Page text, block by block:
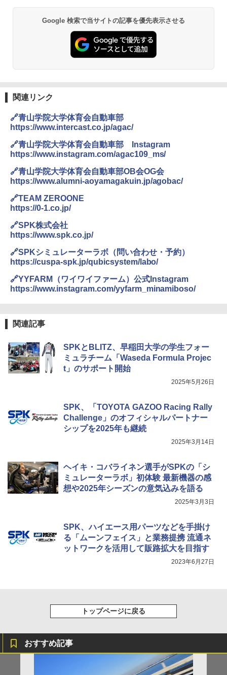
Google 検索で当サイトの記事を優先表示させる
関連リンク
🔗青山学院大学体育会自動車部
https://www.intercast.co.jp/agac/
🔗青山学院大学体育会自動車部 Instagram
https://www.instagram.com/agac109_ms/
🔗青山学院大学体育会自動車部OB会OG会
https://www.alumni-aoyamagakuin.jp/agobac/
🔗TEAM ZEROONE
https://0-1.co.jp/
🔗SPK株式会社
https://www.spk.co.jp/
🔗SPKシミュレーターラボ（問い合わせ・予約）
https://cuspa-spk.jp/qubicsystem/labo/
🔗YYFARM（ワイワイファーム）公式Instagram
https://www.instagram.com/yyfarm_minamiboso/
関連記事
SPKとBLITZ、早稲田大学の学生フォー
ミュラチーム「Waseda Formula Projec
t」のサポート開始
2025年5月26日
SPK、「TOYOTA GAZOO Racing Rally
Challenge」のオフィシャルパートナー
シップを2025年も継続
2025年3月14日
ヘイキ・コバライネン選手がSPKの「シ
ミュレーターラボ」初体験 最新機器の感
想や2025年シーズンの意気込みを語る
2025年3月3日
SPK、ハイエース用パーツなどを手掛け
る「ムーンフェイス」と業務提携 流通ネ
ットワークを活用して販路拡大を目指す
2023年6月27日
トップページに戻る
おすすめ記事